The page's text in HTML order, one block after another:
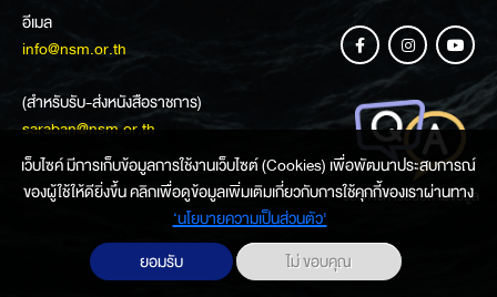
อีเมล
info@nsm.or.th
(สำหรับรับ-ส่งหนังสือราชการ)
saraban@nsm.or.th
ช่องทางการสอบถามข้อมูล
เว็บไซค์ มีการเก็บข้อมูลการใช้งานเว็บไซต์ (Cookies) เพื่อพัฒนาประสบการณ์
ของผู้ใช้ให้ดียิ่งขึ้น คลิกเพื่อดูข้อมูลเพิ่มเติมเกี่ยวกับการใช้คุกกี้ของเราผ่านทาง
‘นโยบายความเป็นส่วนตัว'
ยอมรับ
ไม่ ขอบคุณ